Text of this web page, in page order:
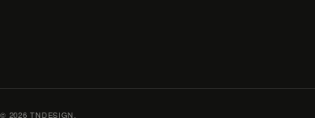
© 2026 TNDESIGN.